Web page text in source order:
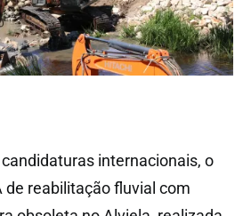
internacionais, o
de reabilitação fluvial com